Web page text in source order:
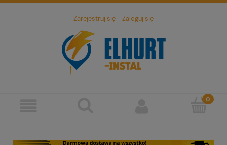
Zarejestruj się Zaloguj się